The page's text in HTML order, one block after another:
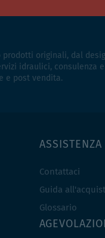
prodotti originali, dal
idraulici, consulenza e
e post vendita.
ASSISTENZA
Contattaci
Guida
Glossario